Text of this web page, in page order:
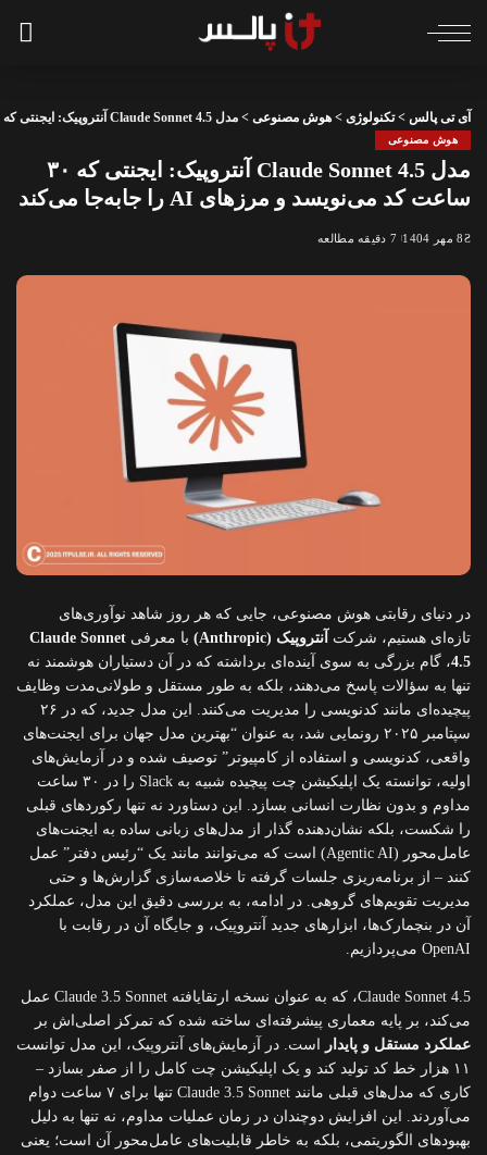
آی تی پالس >تکنولوژی > هوش مصنوعی > مدل Claude Sonnet 4.5 آنتروپیک: ایجنتی که ۳۰ ساعت کد می‌نویسد و مرزهای AI را جابه‌جا می‌کند
هوش مصنوعی
مدل Claude Sonnet 4.5 آنتروپیک: ایجنتی که ۳۰
ساعت کد می‌نویسد و مرزهای AI را جابه‌جا می‌کند
8 مهر 1404 7 دقیقه مطالعه
در دنیای رقابتی هوش مصنوعی، جایی که هر روز شاهد نوآوری‌های
تازه‌ای هستیم، شرکت آنتروپیک (Anthropic) با معرفی Claude Sonnet
4.5، گام بزرگی به سوی آینده‌ای برداشته که در آن دستیاران هوشمند نه
تنها به سؤالات پاسخ می‌دهند، بلکه به طور مستقل و طولانی‌مدت وظایف
پیچیده‌ای مانند کدنویسی را مدیریت می‌کنند. این مدل جدید، که در ۲۶
سپتامبر ۲۰۲۵ رونمایی شد، به عنوان “بهترین مدل جهان برای ایجنت‌های
واقعی، کدنویسی و استفاده از کامپیوتر” توصیف شده و در آزمایش‌های
اولیه، توانسته یک اپلیکیشن چت پیچیده شبیه به Slack را در ۳۰ ساعت
مداوم و بدون نظارت انسانی بسازد. این دستاورد نه تنها رکوردهای قبلی
را شکست، بلکه نشان‌دهنده گذار از مدل‌های زبانی ساده به ایجنت‌های
عامل‌محور (Agentic AI) است که می‌توانند مانند یک “رئیس دفتر” عمل
کنند – از برنامه‌ریزی جلسات گرفته تا خلاصه‌سازی گزارش‌ها و حتی
مدیریت تقویم‌های گروهی. در ادامه، به بررسی دقیق این مدل، عملکرد
آن در بنچمارک‌ها، ابزارهای جدید آنتروپیک، و جایگاه آن در رقابت با
OpenAI می‌پردازیم.
Claude Sonnet 4.5، که به عنوان نسخه ارتقایافته Claude 3.5 Sonnet عمل
می‌کند، بر پایه معماری پیشرفته‌ای ساخته شده که تمرکز اصلی‌اش بر
عملکرد مستقل و پایدار
است. در آزمایش‌های آنتروپیک، این مدل توانست
۱۱ هزار خط کد تولید کند و یک اپلیکیشن چت کامل را از صفر بسازد –
کاری که مدل‌های قبلی مانند Claude 3.5 Sonnet تنها برای ۷ ساعت دوام
می‌آوردند. این افزایش دوچندان در زمان عملیات مداوم، نه تنها به دلیل
بهبودهای الگوریتمی، بلکه به خاطر قابلیت‌های عامل‌محور آن است؛ یعنی